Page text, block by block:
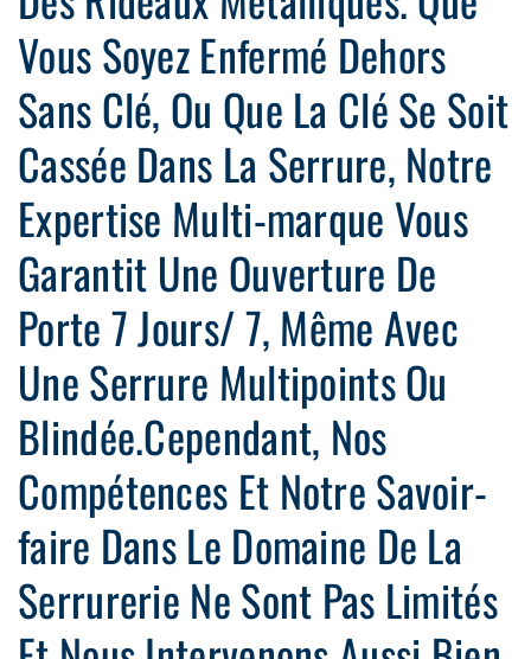
Vous Soyez Enfermé Dehors
Sans Clé, Ou Que La Clé Se Soit
Cassée Dans La Serrure, Notre
Expertise Multi-marque Vous
Garantit Une Ouverture De
Porte 7 Jours/ 7, Même Avec
Une Serrure Multipoints Ou
Blindée.Cependant, Nos
Compétences Et Notre Savoir-
faire Dans Le Domaine De La
Serrurerie Ne Sont Pas Limités